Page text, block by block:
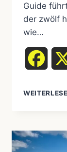
Guide
der zwölf
wie…